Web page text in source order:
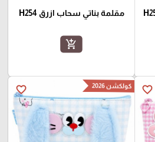
مقلمة بناتي سحاب ازرق H254
add_shopping_cart
favorite_border
favorite_border كولكشن 2026